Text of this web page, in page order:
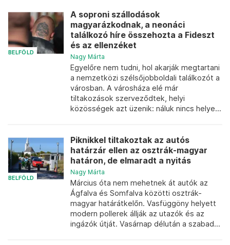
BELFÖLD
A soproni szállodások
magyarázkodnak, a neonáci
találkozó híre összehozta a Fideszt
és az ellenzéket
Nagy Márta
Egyelőre nem tudni, hol akarják megtartani
a nemzetközi szélsőjobboldali találkozót a
városban. A városháza elé már
tiltakozások szerveződtek, helyi
közösségek azt üzenik: náluk nincs helye...
BELFÖLD
Piknikkel tiltakoztak az autós
határzár ellen az osztrák-magyar
határon, de elmaradt a nyitás
Nagy Márta
Március óta nem mehetnek át autók az
Ágfalva és Somfalva közötti osztrák-
magyar határátkelőn. Vasfüggöny helyett
modern pollerek állják az utazók és az
ingázók útját. Vasárnap délután a szabad...